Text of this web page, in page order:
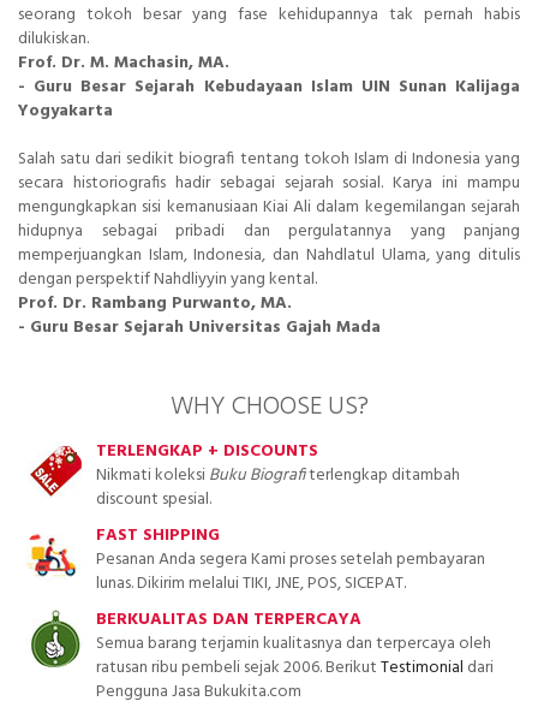
seorang tokoh besar yang fase kehidupannya tak pernah habis
dilukiskan.
Frof. Dr. M. Machasin, MA.
- Guru Besar Sejarah Kebudayaan Islam UIN Sunan Kalijaga
Yogyakarta
Salah satu dari sedikit biografi tentang tokoh Islam di Indonesia yang
secara historiografis hadir sebagai sejarah sosial. Karya ini mampu
mengungkapkan sisi kemanusiaan Kiai Ali dalam kegemilangan sejarah
hidupnya sebagai pribadi dan pergulatannya yang panjang
memperjuangkan Islam, Indonesia, dan Nahdlatul Ulama, yang ditulis
dengan perspektif Nahdliyyin yang kental.
Prof. Dr. Rambang Purwanto, MA.
- Guru Besar Sejarah Universitas Gajah Mada
WHY CHOOSE US?
TERLENGKAP + DISCOUNTS
Nikmati koleksiBuku Biografiterlengkap ditambah
discount spesial.
FAST SHIPPING
Pesanan Anda segera Kami proses setelah pembayaran
lunas. Dikirim melalui TIKI, JNE, POS, SICEPAT.
BERKUALITAS DAN TERPERCAYA
Semua barang terjamin kualitasnya dan terpercaya oleh
ratusan ribu pembeli sejak 2006. BerikutTestimonial dari
Pengguna Jasa Bukukita.com